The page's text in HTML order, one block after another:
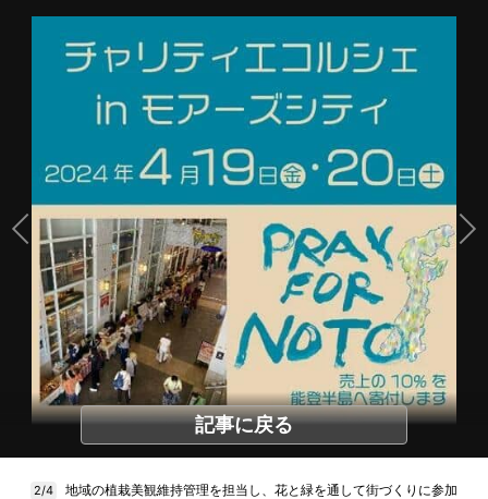
記事に戻る
2/4 地域の植栽美観維持管理を担当し、花と緑を通して街づくりに参加